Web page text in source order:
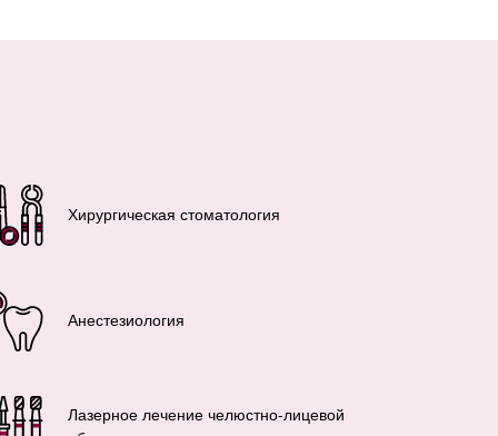
Хирургическая стоматология
Анестезиология
Лазерное лечение челюстно-лицевой